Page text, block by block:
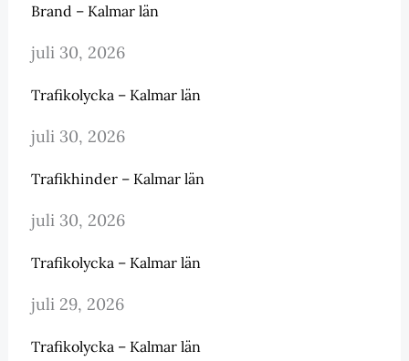
Brand – Kalmar län
juli 30, 2026
Trafikolycka – Kalmar län
juli 30, 2026
Trafikhinder – Kalmar län
juli 30, 2026
Trafikolycka – Kalmar län
juli 29, 2026
Trafikolycka – Kalmar län